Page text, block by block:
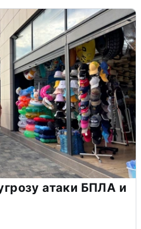
атаки БПЛА и